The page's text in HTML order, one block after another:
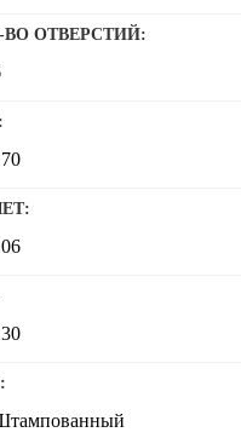
ВО ОТВЕРСТИЙ: